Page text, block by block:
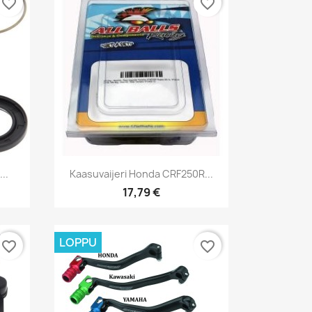
favorite_border
Pikakatselu
Kaasuvaijeri Honda CRF250R...
17,79 €
favorite_border
favorite_border LOPPU favorite_border